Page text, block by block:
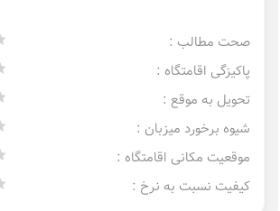
صحت مطالب :
پاکیزگی اقامتگاه :
تحویل به موقع :
شیوه برخورد میزبان :
موقعیت مکانی اقامتگاه :
کیفیت نسبت به نرخ :